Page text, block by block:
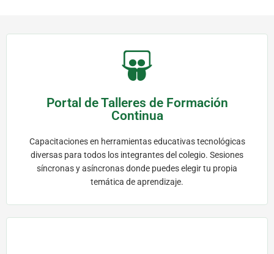
Portal de Talleres de Formación
Continua
Capacitaciones en herramientas educativas tecnológicas
diversas para todos los integrantes del colegio. Sesiones
síncronas y asíncronas donde puedes elegir tu propia
temática de aprendizaje.